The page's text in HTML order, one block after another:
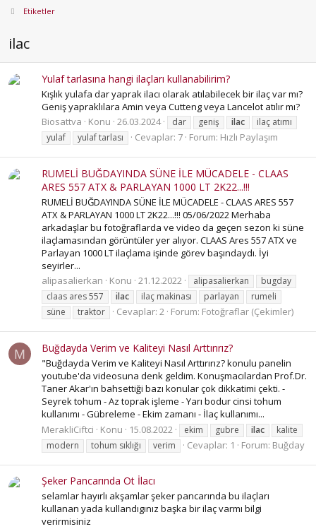
Etiketler
ilac
Yulaf tarlasına hangi ilaçları kullanabilirim?
Kışlık yulafa dar yaprak ilacı olarak atılabilecek bir ilaç var mı?
Geniş yapraklılara Amin veya Cutteng veya Lancelot atılır mı?
Biosattva
Konu 26.03.2024 dar geniş ilac
ilaç atımı
yulaf
yulaf tarlası Cevaplar: 7 Forum: Hızlı Paylaşım
RUMELİ BUĞDAYINDA SÜNE İLE MÜCADELE - CLAAS
ARES 557 ATX & PARLAYAN 1000 LT 2K22...!!!
RUMELİ BUĞDAYINDA SÜNE İLE MÜCADELE - CLAAS ARES 557
ATX & PARLAYAN 1000 LT 2K22...!!! 05/06/2022 Merhaba
arkadaşlar bu fotoğraflarda ve video da geçen sezon ki süne
ilaçlamasından görüntüler yer alıyor. CLAAS Ares 557 ATX ve
Parlayan 1000 LT ilaçlama işinde görev başındaydı. İyi
seyirler...
alipasalierkan
Konu 21.12.2022 alipasalierkan
bugday
claas ares 557
ilac ilaç makinası parlayan
rumeli
süne
traktor Cevaplar: 2 Forum: Fotoğraflar (Çekimler)
M Buğdayda Verim ve Kaliteyi Nasıl Arttırırız?
"Buğdayda Verim ve Kaliteyi Nasıl Arttırırız? konulu panelin
youtube'da videosuna denk geldim. Konuşmacılardan Prof.Dr.
Taner Akar'ın bahsettiği bazı konular çok dikkatimi çekti. -
Seyrek tohum - Az toprak işleme - Yarı bodur cinsi tohum
kullanımı - Gübreleme - Ekim zamanı - İlaç kullanımı...
MerakliCiftci
Konu 15.08.2022 ekim gubre ilac
kalite
modern
tohum sıklığı verim Cevaplar: 1 Forum: Buğday
Şeker Pancarında Ot İlacı
selamlar hayırlı akşamlar şeker pancarında bu ilaçları
kullanan yada kullandıgınız başka bir ilaç varmı bilgi
verirmisiniz